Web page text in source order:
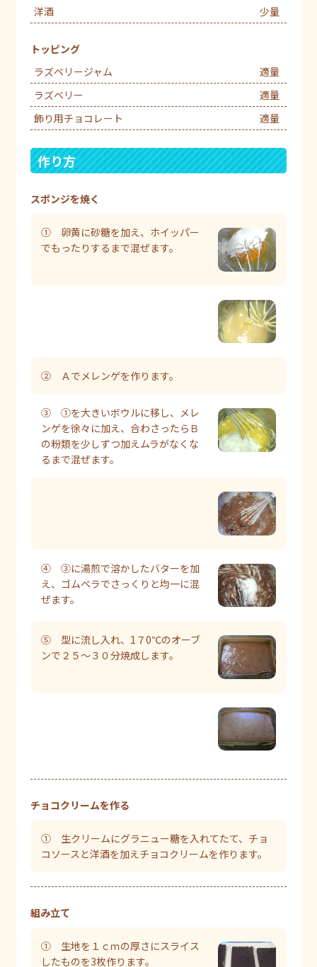
洋酒
少量
トッピング
ラズベリージャム
適量
ラズベリー
適量
飾り用チョコレート
適量
作り方
スポンジを焼く
① 卵黄に砂糖を加え、ホイッパー
でもったりするまで混ぜます。
② Ａでメレンゲを作ります。
③ ①を大きいボウルに移し、メレ
ンゲを徐々に加え、合わさったらＢ
の粉類を少しずつ加えムラがなくな
るまで混ぜます。
④ ③に湯煎で溶かしたバターを加
え、ゴムベラでさっくりと均一に混
ぜます。
⑤ 型に流し入れ、1７0℃のオーブ
ンで２５～３０分焼成します。
チョコクリームを作る
① 生クリームにグラニュー糖を入れてたて、チョ
コソースと洋酒を加えチョコクリームを作ります。
組み立て
① 生地を１ｃｍの厚さにスライス
したものを3枚作ります。